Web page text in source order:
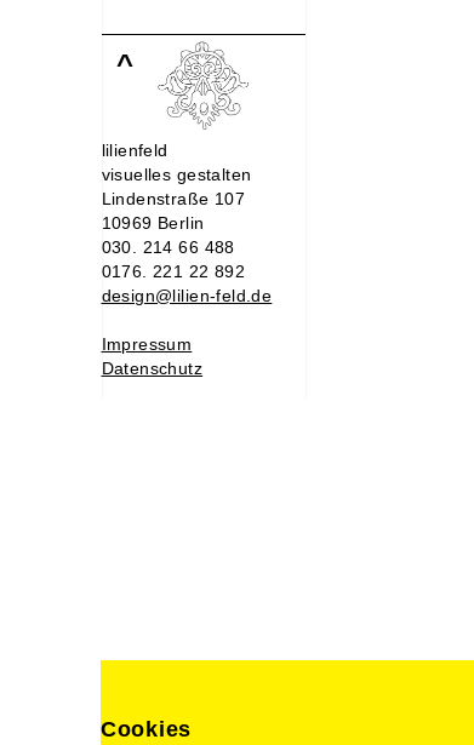
^
lilienfeld
visuelles gestalten
Lindenstraße 107
10969 Berlin
030. 214 66 488
0176. 221 22 892
design@lilien-feld.de
Impressum
Datenschutz
Cookies